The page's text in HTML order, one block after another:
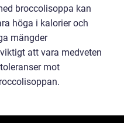
broccolisoppa kan
höga i kalorier och
mängder
att vara medveten
mot